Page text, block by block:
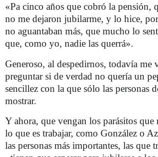
«Pa cinco años que cobró la pensión,
no me dejaron jubilarme, y lo hice,
no aguantaban más, que mucho lo
que, como yo, nadie las querrá».
Generoso, al despedirnos, todavía me
preguntar si de verdad no quería un
sencillez con la que sólo las personas
mostrar.
Y ahora, que vengan los parásitos que
lo que es trabajar, como González o
las personas más importantes, las que